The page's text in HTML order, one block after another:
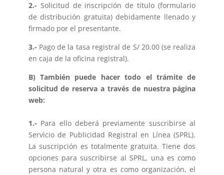
2.- Solicitud de inscripción de título (formulario
de distribución gratuita) debidamente llenado y
firmado por el presentante.
3.- Pago de la tasa registral de S/ 20.00 (se realiza
en caja de la oficina registral).
B) También puede hacer todo el trámite de
solicitud de reserva a través de nuestra página
web:
1.- Para ello deberá previamente suscribirse al
Servicio de Publicidad Registral en Línea (SPRL).
La suscripción es totalmente gratuita. Tiene dos
opciones para suscribirse al SPRL, una es como
persona natural y otra es como organización, el